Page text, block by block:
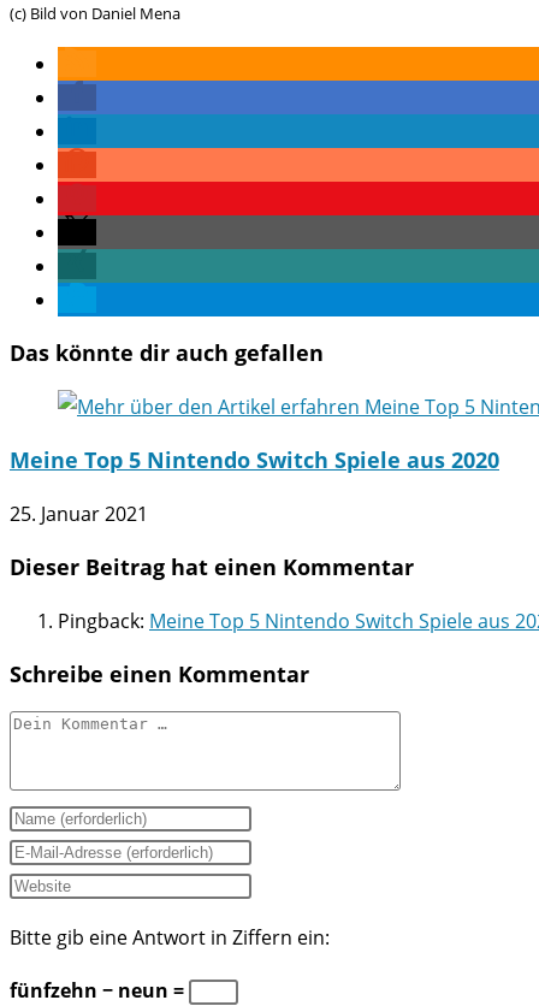
(c) Bild von Daniel Mena
Das könnte dir auch gefallen
Meine Top 5 Nintendo Switch Spiele aus 2020
25. Januar 2021
Dieser Beitrag hat einen Kommentar
Pingback: Meine Top 5 Nintendo Switch Spiele aus
Schreibe einen Kommentar
Kommentar
Gib
deinen
Namen
Benutzernamen
zum
Gib
deine
Mail-
Adresse
Gib
Website-
URL
Bitte gib eine Antwort in Ziffern ein:
fünfzehn − neun =